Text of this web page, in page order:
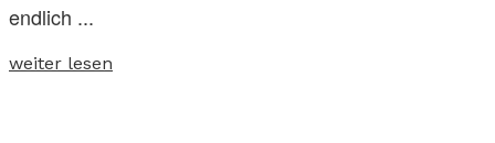
endlich ...
weiter lesen